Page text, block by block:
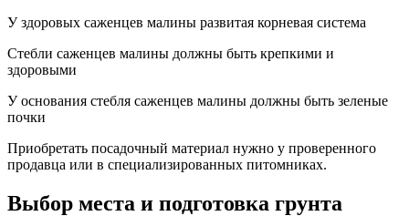
У здоровых саженцев малины развитая корневая система
Стебли саженцев малины должны быть крепкими и
здоровыми
У основания стебля саженцев малины должны быть зеленые
почки
Приобретать посадочный материал нужно у проверенного
продавца или в специализированных питомниках.
Выбор места и подготовка грунта